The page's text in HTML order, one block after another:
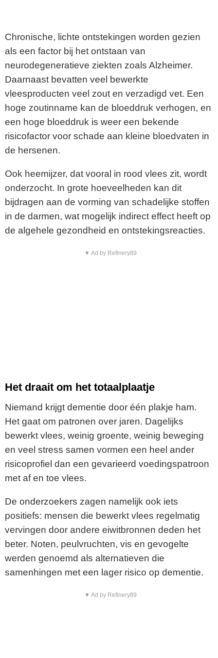
Chronische, lichte ontstekingen worden gezien
als een factor bij het ontstaan van
neurodegeneratieve ziekten zoals Alzheimer.
Daarnaast bevatten veel bewerkte
vleesproducten veel zout en verzadigd vet. Een
hoge zoutinname kan de bloeddruk verhogen, en
een hoge bloeddruk is weer een bekende
risicofactor voor schade aan kleine bloedvaten in
de hersenen.
Ook heemijzer, dat vooral in rood vlees zit, wordt
onderzocht. In grote hoeveelheden kan dit
bijdragen aan de vorming van schadelijke stoffen
in de darmen, wat mogelijk indirect effect heeft op
de algehele gezondheid en ontstekingsreacties.
▼ Ad by Refinery89
Het draait om het totaalplaatje
Niemand krijgt dementie door één plakje ham.
Het gaat om patronen over jaren. Dagelijks
bewerkt vlees, weinig groente, weinig beweging
en veel stress samen vormen een heel ander
risicoprofiel dan een gevarieerd voedingspatroon
met af en toe vlees.
De onderzoekers zagen namelijk ook iets
positiefs: mensen die bewerkt vlees regelmatig
vervingen door andere eiwitbronnen deden het
beter. Noten, peulvruchten, vis en gevogelte
werden genoemd als alternatieven die
samenhingen met een lager risico op dementie.
▼ Ad by Refinery89